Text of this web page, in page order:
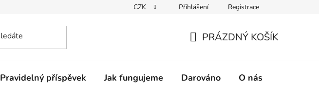
CZK Přihlášení Registrace
KOŠÍK
PRÁZDNÝ KOŠÍK
Pravidelný příspěvek Jak fungujeme Darováno O nás